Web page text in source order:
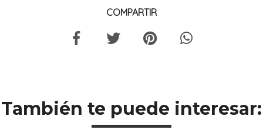
COMPARTIR
También te puede interesar: